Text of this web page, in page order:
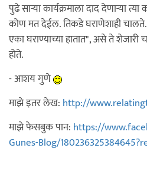
पुढे साऱ्या कार्यक्रमाला दाद देणाऱ्या
कोण मत देईल. तिकडे घराणेशाही
एका घराण्याच्या हातात", असे ते शेजारी
होते.
- आशय गुणे
माझे इतर लेख: http://
माझे फेसबुक पान: https://
Gunes-Blog/